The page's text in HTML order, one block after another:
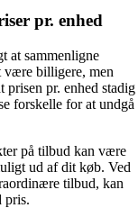
pr. enhed
at sammenligne
være billigere, men
prisen pr. enhed stadig
forskelle for at undgå
på tilbud kan være
ud af dit køb. Ved
tilbud, kan
pris.